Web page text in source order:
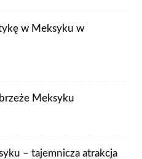
w Meksyku w
Meksyku
– tajemnicza atrakcja